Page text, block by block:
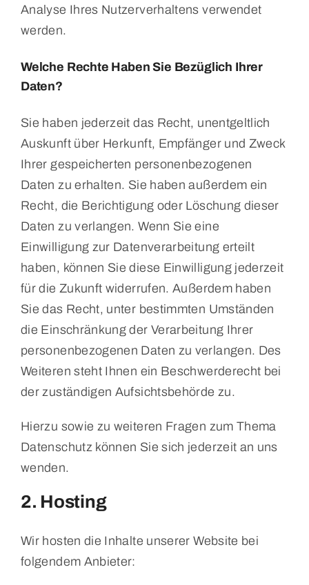
Analyse Ihres Nutzerverhaltens verwendet
werden.
Welche Rechte Haben Sie Bezüglich Ihrer
Daten?
Sie haben jederzeit das Recht, unentgeltlich
Auskunft über Herkunft, Empfänger und Zweck
Ihrer gespeicherten personenbezogenen
Daten zu erhalten. Sie haben außerdem ein
Recht, die Berichtigung oder Löschung dieser
Daten zu verlangen. Wenn Sie eine
Einwilligung zur Datenverarbeitung erteilt
haben, können Sie diese Einwilligung jederzeit
für die Zukunft widerrufen. Außerdem haben
Sie das Recht, unter bestimmten Umständen
die Einschränkung der Verarbeitung Ihrer
personenbezogenen Daten zu verlangen. Des
Weiteren steht Ihnen ein Beschwerderecht bei
der zuständigen Aufsichtsbehörde zu.
Hierzu sowie zu weiteren Fragen zum Thema
Datenschutz können Sie sich jederzeit an uns
wenden.
2. Hosting
Wir hosten die Inhalte unserer Website bei
folgendem Anbieter: